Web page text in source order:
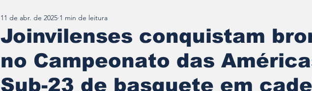
Tempo\clima
Joinvilenses conquistam
no Campeonato das
Sub-23 de basquete em
11 de abr. de 2025 1 min de leitura